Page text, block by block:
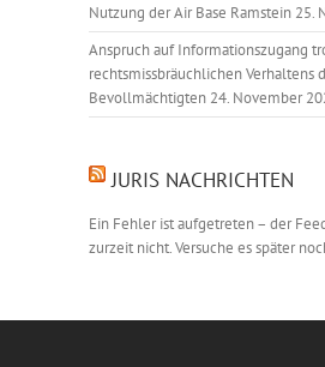
Nutzung der Air Base Ramstein 25.
Anspruch auf Informationszugang
rechtsmissbräuchlichen Verhaltens
Bevollmächtigten 24. November
JURIS NACHRICHTEN
Ein Fehler ist aufgetreten – der
zurzeit nicht. Versuche es später